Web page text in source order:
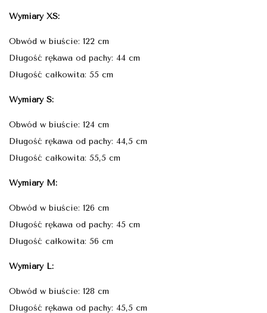
Wymiary XS:
Obwód w biuście: 122 cm
Długość rękawa od pachy: 44 cm
Długość całkowita: 55 cm
Wymiary S:
Obwód w biuście: 124 cm
Długość rękawa od pachy: 44,5 cm
Długość całkowita: 55,5 cm
Wymiary M:
Obwód w biuście: 126 cm
Długość rękawa od pachy: 45 cm
Długość całkowita: 56 cm
Wymiary L:
Obwód w biuście: 128 cm
Długość rękawa od pachy: 45,5 cm